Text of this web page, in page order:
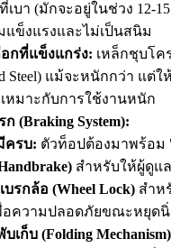
เบา (มักจะอยู่ในช่วง 12-
แข็งแรงและไม่เป็นสนิม
อกที่แข็งแกร่ง: เหล็กชุบโค
Steel) แม้จะหนักกว่า แต่
หมาะกับการใช้งานหนัก
ก (Braking System):
ครบ: ตัวท็อปต้องมาพร้อม
สำหรับให้ผู้ดูแ
เบรกล้อ (Wheel Lock) สำห
อความปลอดภัยขณะหยุดนิ่
เก็บ (Folding